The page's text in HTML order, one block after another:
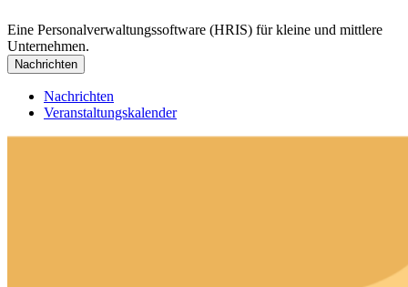
Eine Personalverwaltungssoftware (HRIS) für kleine und mittlere
Unternehmen.
Nachrichten
Nachrichten
Veranstaltungskalender